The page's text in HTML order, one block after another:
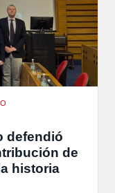
defendió
de
historia